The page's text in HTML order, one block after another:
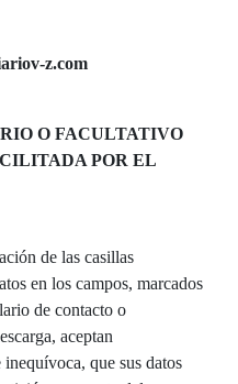
z.com
O FACULTATIVO
POR EL
de las casillas
en los campos, marcados
de contacto o
aceptan
que sus datos